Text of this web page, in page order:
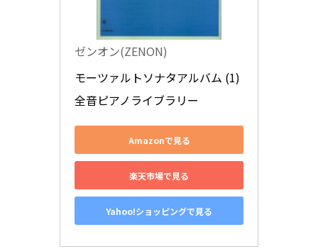
ゼンオン(ZENON)
モーツァルトソナタアルバム (1)
全音ピアノライブラリー
Amazonで見る
楽天市場で見る
Yahoo!ショッピングで見る